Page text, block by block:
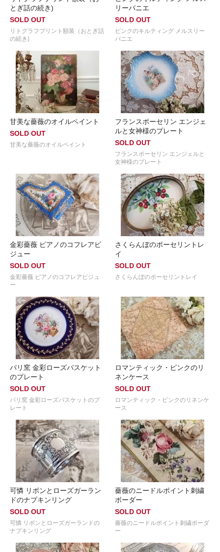
とぎ話の続き)
SOLD OUT
リトグラフプリント額装（おとぎ話
の続き)
リーパニエ
SOLD OUT
ピンクのキルティング メルスリー
パニエ
甘美な薔薇のオイルペイント
SOLD OUT
甘美な薔薇のオイルペイント
フランスポーセリン エンジェ
ルと女神様のプレート
SOLD OUT
フランスポーセリン エンジェルと
女神様のプレート
金彩薔薇 ピアノのコフレアビ
ジュー
SOLD OUT
金彩薔薇 ピアノのコフレアビジュ
ー
さくらんぼのポーセリントレ
イ
SOLD OUT
さくらんぼのポーセリントレイ
パリ窯 金彩ローズバスケット
のプレート
SOLD OUT
パリ窯 金彩ローズバスケットのプ
レート
ロマンティック・ピンクのリ
ネンケース
SOLD OUT
ロマンティック・ピンクのリネンケ
ース
可憐 リボンとローズガーラン
ドのナプキンリング
SOLD OUT
可憐 リボンとローズガーランドの
ナプキンリング
薔薇のニードルポイント刺繍
ボーダー
SOLD OUT
薔薇のニードルポイント刺繍ボーダ
ー